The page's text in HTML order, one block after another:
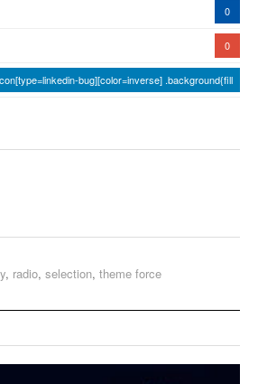
0
0
bug][color=inverse] .background{fill
, radio, selection, theme force